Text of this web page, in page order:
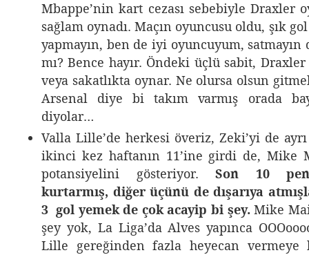
Mbappe’nin kart cezası sebebiyle Draxler
sağlam oynadı. Maçın oyuncusu oldu, şık
yapmayın, ben de iyi oyuncuyum,
mı? Bence hayır. Öndeki üçlü sabit, Draxler
veya sakatlıkta oynar. Ne olursa olsun
Arsenal diye bi takım varmış orada
diyolar…
Valla Lille’de herkesi överiz, Zeki’yi de
ikinci kez haftanın 11’ine girdi de, Mike
potansiyelini gösteriyor.Son 10
kurtarmış, diğer üçünü de dışarıya
3 gol yemek de çok acayip bi şey.Mike
şey yok, La Liga’da Alves yapınca
Lille gereğinden fazla heyecan vermeye